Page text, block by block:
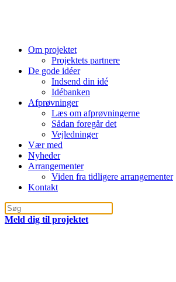
Om projektet
Projektets partnere
De gode idéer
Indsend din idé
Idébanken
Afprøvninger
Læs om afprøvningerne
Sådan foregår det
Vejledninger
Vær med
Nyheder
Arrangementer
Viden fra tidligere arrangementer
Kontakt
Meld dig til projektet